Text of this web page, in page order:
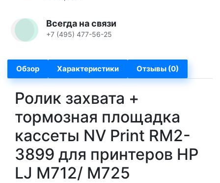
Всегда на связи
+7 (495) 477-56-25
Обзор Характеристики Отзывы (0)
Ролик захвата +
тормозная площадка
кассеты NV Print RM2-
3899 для принтеров HP
LJ M712/ M725